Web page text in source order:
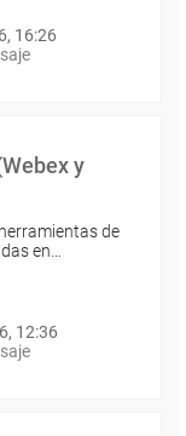
16:26
y
de
en…
12:36